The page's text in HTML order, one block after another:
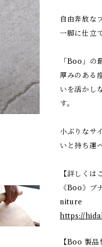
自由奔放な
一脚に仕立
「Boo」の
厚みのある
いを活かし
す。
小ぶりなサ
いと持ち運
【詳しくは
《Boo》
niture
https://
【Boo 製品